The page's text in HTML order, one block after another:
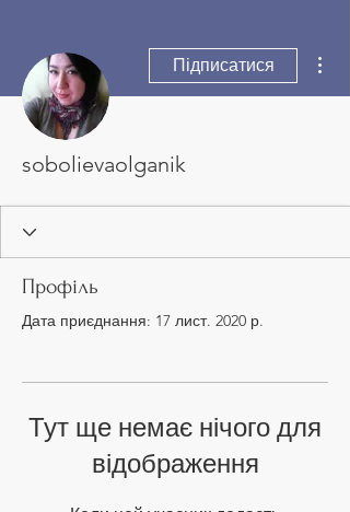
Підписатися
sobolievaolganik
Профіль
Дата приєднання: 17 лист. 2020 р.
Тут ще немає нічого для
відображення